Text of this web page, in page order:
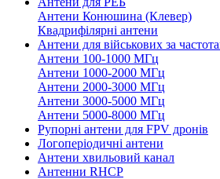
Антени Конюшина (Клевер)
Квадрифілярні антени
Антени для військових за
Антени 100-1000 МГц
Антени 1000-2000 МГц
Антени 2000-3000 МГц
Антени 3000-5000 МГц
Антени 5000-8000 МГц
Рупорні антени для FPV дронів
Логоперіодичні антени
Антени хвильовий канал
Антенни RHCP